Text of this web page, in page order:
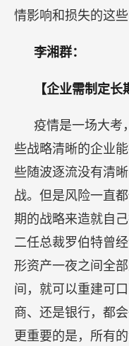
情影响和损失的这
李湘群：
【企业需制定长
疫情是一场大考
些战略清晰的企业
些随波逐流没有清
战。但是风险一直
期的战略来造就自
二任总裁罗伯特曾
形资产一夜之间全
间，就可以重建可
商、还是银行，都
更重要的是，所有